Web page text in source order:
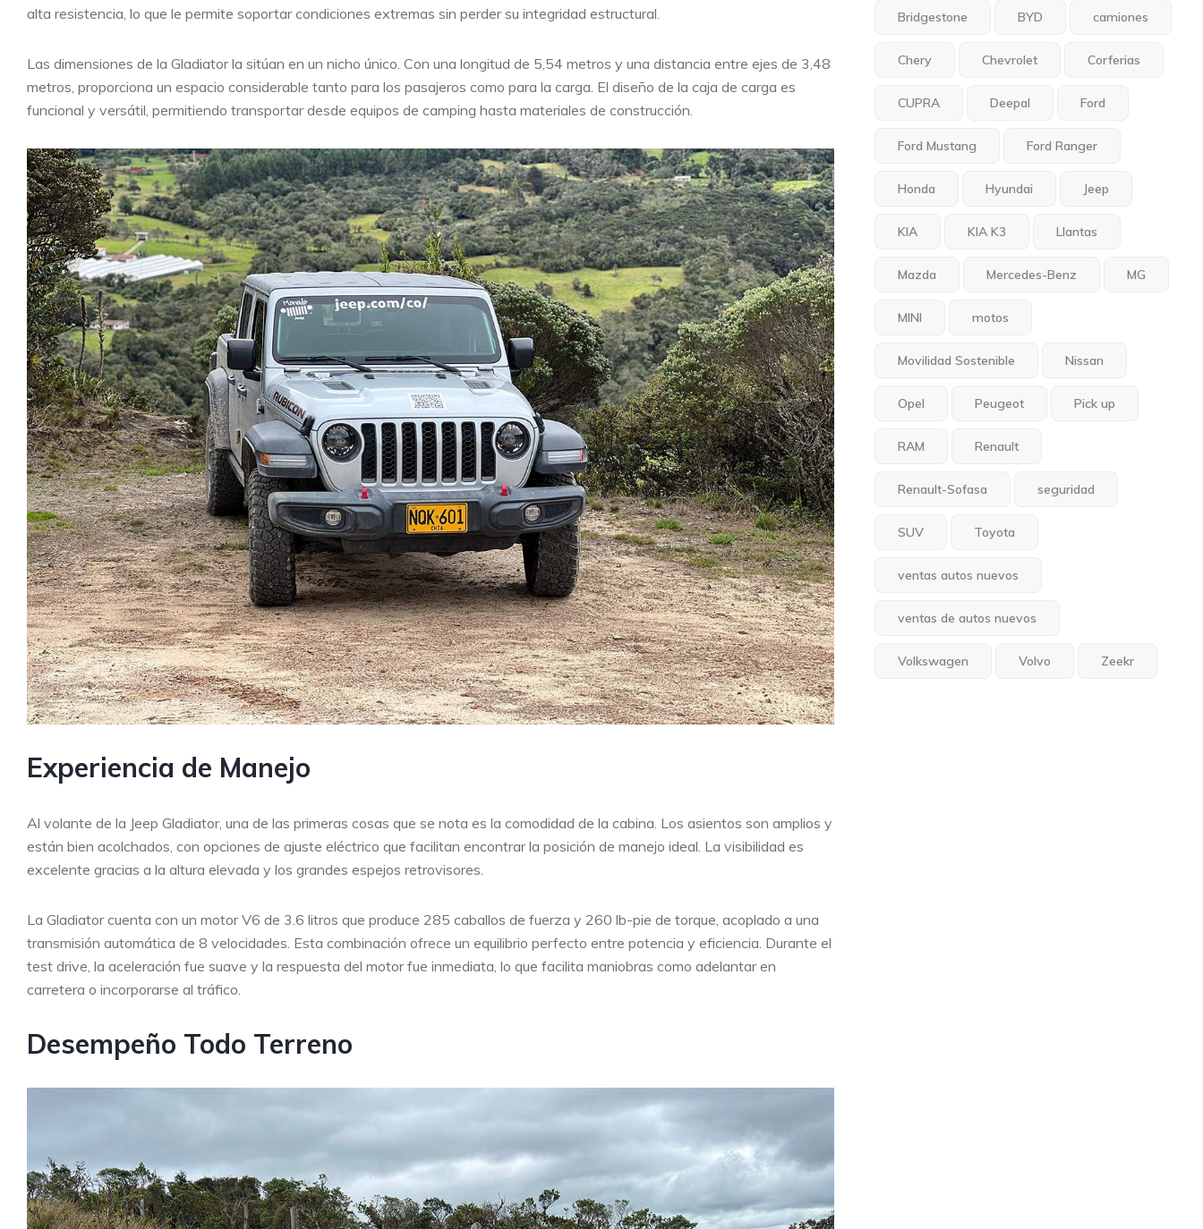
alta resistencia, lo que le permite soportar condiciones extremas sin perder su integridad estructural.
Las dimensiones de la Gladiator la sitúan en un nicho único. Con una longitud de 5,54 metros y una distancia entre ejes de 3,48
metros, proporciona un espacio considerable tanto para los pasajeros como para la carga. El diseño de la caja de carga es
funcional y versátil, permitiendo transportar desde equipos de camping hasta materiales de construcción.
Experiencia de Manejo
Al volante de la Jeep Gladiator, una de las primeras cosas que se nota es la comodidad de la cabina. Los asientos son amplios y
están bien acolchados, con opciones de ajuste eléctrico que facilitan encontrar la posición de manejo ideal. La visibilidad es
excelente gracias a la altura elevada y los grandes espejos retrovisores.
La Gladiator cuenta con un motor V6 de 3.6 litros que produce 285 caballos de fuerza y 260 lb-pie de torque, acoplado a una
transmisión automática de 8 velocidades. Esta combinación ofrece un equilibrio perfecto entre potencia y eficiencia. Durante el
test drive, la aceleración fue suave y la respuesta del motor fue inmediata, lo que facilita maniobras como adelantar en
carretera o incorporarse al tráfico.
Desempeño Todo Terreno
Bridgestone BYD camiones
Chery Chevrolet Corferias
CUPRA Deepal Ford
Ford Mustang Ford Ranger
Honda Hyundai Jeep
KIA KIA K3 Llantas
Mazda Mercedes-Benz MG
MINI motos
Movilidad Sostenible Nissan
Opel Peugeot Pick up
RAM Renault
Renault-Sofasa seguridad
SUV Toyota
ventas autos nuevos
ventas de autos nuevos
Volkswagen Volvo Zeekr